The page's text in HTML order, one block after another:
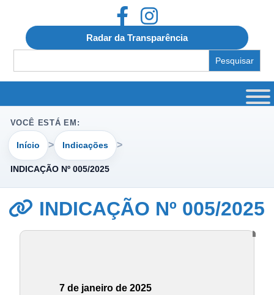
Radar da Transparência
for:
VOCÊ ESTÁ EM:
Início Indicações
INDICAÇÃO Nº 005/2025
INDICAÇÃO Nº 005/2025
7 de janeiro de 2025